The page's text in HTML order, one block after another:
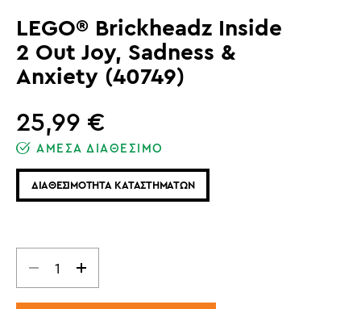
LEGO® Brickheadz Inside
2 Out Joy, Sadness &
Anxiety (40749)
25,99 €
ΑΜΕΣΑ ΔΙΑΘΕΣΙΜΟ
ΔΙΑΘΕΣΙΜΟΤΗΤΑ ΚΑΤΑΣΤΗΜΑΤΩΝ